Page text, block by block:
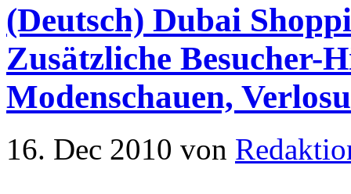
(Deutsch) Dubai
Zusätzliche Besucher-
Modenschauen,
16. Dec 2010 von